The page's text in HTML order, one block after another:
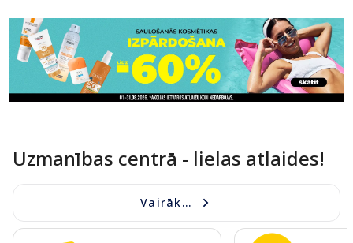
Uzmanības centrā - lielas atlaides!
Vairāk...